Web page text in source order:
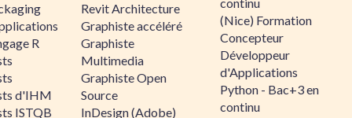
R
d'IHM
ISTQB
Revit Architecture
Graphiste accéléré
Graphiste
Multimedia
Graphiste Open
Source
InDesign (Adobe)
(Nice) Formation
Concepteur
Développeur
d'Applications
Python - Bac+3 en
continu